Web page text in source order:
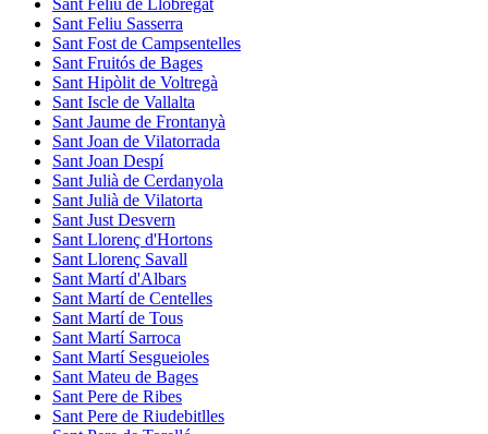
Sant Feliu Sasserra
Sant Fost de Campsentelles
Sant Fruitós de Bages
Sant Hipòlit de Voltregà
Sant Iscle de Vallalta
Sant Jaume de Frontanyà
Sant Joan de Vilatorrada
Sant Joan Despí
Sant Julià de Cerdanyola
Sant Julià de Vilatorta
Sant Just Desvern
Sant Llorenç d'Hortons
Sant Llorenç Savall
Sant Martí d'Albars
Sant Martí de Centelles
Sant Martí de Tous
Sant Martí Sarroca
Sant Martí Sesgueioles
Sant Mateu de Bages
Sant Pere de Ribes
Sant Pere de Riudebitlles